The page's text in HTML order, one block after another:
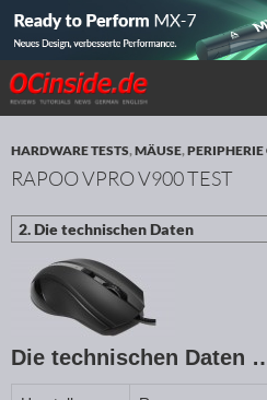
Redaktion ocinside.de PC
Suchen
ZUM INHALT SPRINGEN
HARDWARE TESTS,MÄUSE,PERIPHERIE
RAPOO VPRO V900 TEST
Die technischen Daten